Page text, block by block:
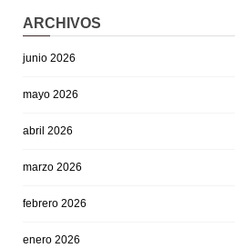
ARCHIVOS
junio 2026
mayo 2026
abril 2026
marzo 2026
febrero 2026
enero 2026